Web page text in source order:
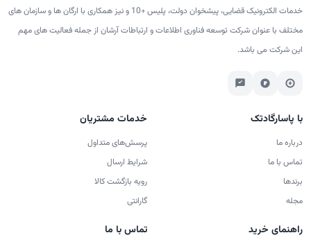
خدمات الکترونیک قضایی، پیشخوان دولت، پلیس +10 و نیز همکاری با ارگان ها و سازمان های
مختلف با عنوان شرکت توسعه فناوری اطلاعات و ارتباطات آرشان از جمله فعالیت های مهم
این شرکت می باشد.
با پاسارگادتک
درباره ما
تماس با ما
برندها
مجله
خدمات مشتریان
پرسش‌های متداول
شرایط ارسال
رویه بازگشت کالا
گارانتی
راهنمای خرید تماس با ما